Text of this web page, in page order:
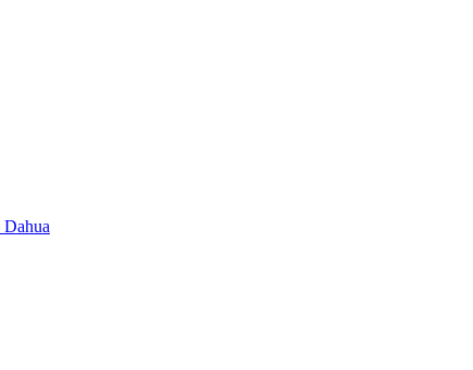
פתיחת קריאת שירות מצלמות Dahua